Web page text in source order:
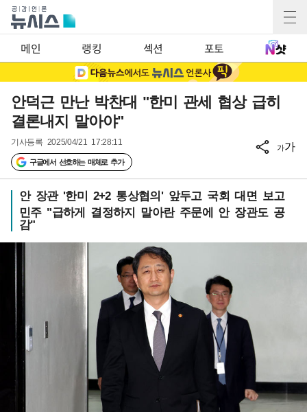
메인 랭킹 섹션 포토
안덕근 만난 박찬대 "한미 관세 협상 급히
결론내지 말아야"
기사등록 2025/04/21 17:28:11
구글에서 선호하는 매체로 추가
가가
안 장관 '한미 2+2 통상협의' 앞두고 국회 대면 보고
민주 "급하게 결정하지 말아란 주문에 안 장관도 공
감"